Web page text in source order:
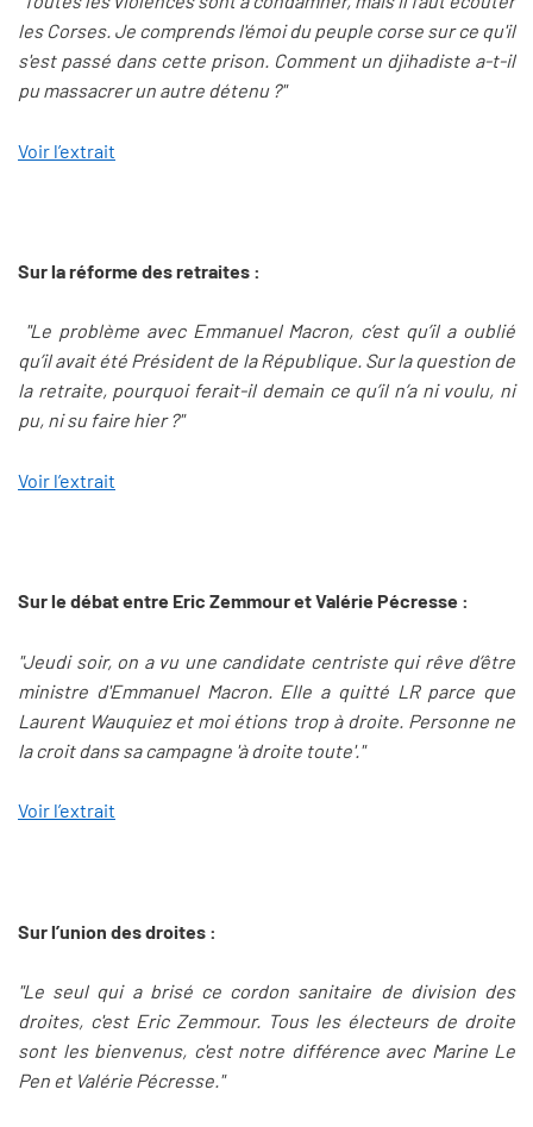
les Corses. Je comprends l'émoi du peuple corse sur ce qu'il
s'est passé dans cette prison. Comment un djihadiste a-t-il
pu massacrer un autre détenu ?"
Voir l’extrait
Sur la réforme des retraites :
"Le problème avec Emmanuel Macron, c’est qu’il a oublié
qu’il avait été Président de la République. Sur la question de
la retraite, pourquoi ferait-il demain ce qu’il n’a ni voulu, ni
pu, ni su faire hier ?"
Voir l’extrait
Sur le débat entre Eric Zemmour et Valérie Pécresse :
"Jeudi soir, on a vu une candidate centriste qui rêve d’être
ministre d'Emmanuel Macron. Elle a quitté LR parce que
Laurent Wauquiez et moi étions trop à droite. Personne ne
la croit dans sa campagne 'à droite toute'."
Voir l’extrait
Sur l’union des droites :
"Le seul qui a brisé ce cordon sanitaire de division des
droites, c'est Eric Zemmour. Tous les électeurs de droite
sont les bienvenus, c'est notre différence avec Marine Le
Pen et Valérie Pécresse."